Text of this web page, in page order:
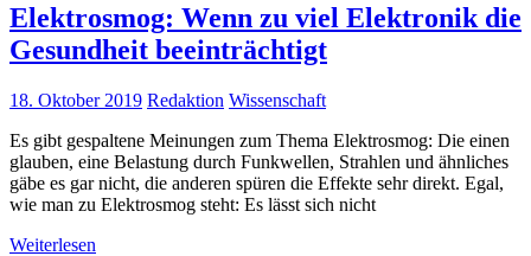
Elektrosmog: Wenn zu viel Elektronik die
Gesundheit beeinträchtigt
18. Oktober 2019 Redaktion Wissenschaft
Es gibt gespaltene Meinungen zum Thema Elektrosmog: Die einen
glauben, eine Belastung durch Funkwellen, Strahlen und ähnliches
gäbe es gar nicht, die anderen spüren die Effekte sehr direkt. Egal,
wie man zu Elektrosmog steht: Es lässt sich nicht
Weiterlesen